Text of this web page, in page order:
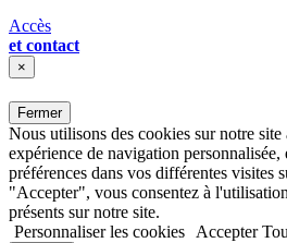
Accès
et contact
×
Fermer
Nous utilisons des cookies sur notre
expérience de navigation
préférences dans vos différentes visites
"Accepter", vous consentez à
présents sur notre site.
Personnaliser les cookies
Accepter